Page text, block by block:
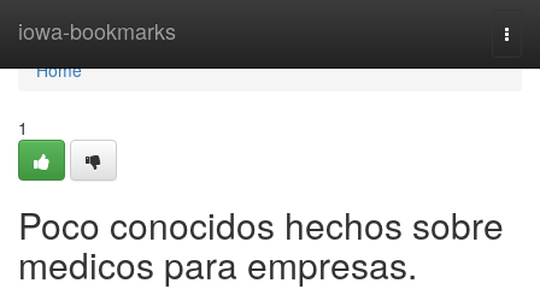
iowa-bookmarks
Home
Home
1
Poco conocidos hechos sobre
medicos para empresas.